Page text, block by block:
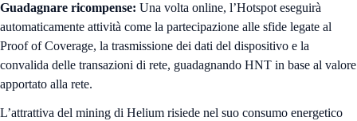
Guadagnare ricompense: Una volta online, l’Hotspot eseguirà
automaticamente attività come la partecipazione alle sfide legate al
Proof of Coverage, la trasmissione dei dati del dispositivo e la
convalida delle transazioni di rete, guadagnando HNT in base al valore
apportato alla rete.
L’attrattiva del mining di Helium risiede nel suo consumo energetico